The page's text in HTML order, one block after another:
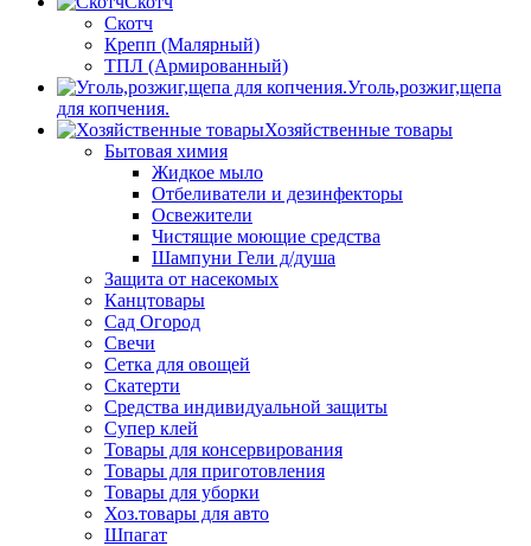
Скотч
Крепп (Малярный)
ТПЛ (Армированный)
Уголь,розжиг,щепа
для копчения.
Хозяйственные товары
Бытовая химия
Жидкое мыло
Отбеливатели и дезинфекторы
Освежители
Чистящие моющие средства
Шампуни Гели д/душа
Защита от насекомых
Канцтовары
Сад Огород
Свечи
Сетка для овощей
Скатерти
Средства индивидуальной защиты
Супер клей
Товары для консервирования
Товары для приготовления
Товары для уборки
Хоз.товары для авто
Шпагат